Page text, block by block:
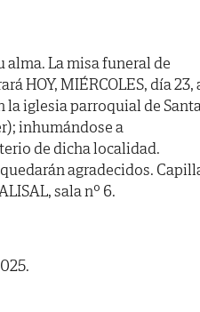
alma. La misa funeral de
HOY, MIÉRCOLES, día 23,
la iglesia parroquial de
inhumándose a
de dicha localidad.
agradecidos.
sala nº 6.